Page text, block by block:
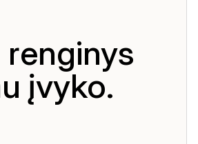
renginys
įvyko.